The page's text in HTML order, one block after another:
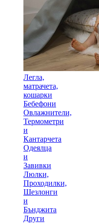
Легла,
матрачета,
кошарки
Бебефони
Овлажнители,
Термометри
и
Кантарчета
Одеялца
и
Завивки
Люлки,
Проходилки,
Шезлонги
и
Бънджита
Други